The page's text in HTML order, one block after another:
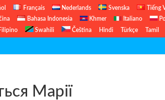
Français Nederlands Svenska Tiếng
Bahasa Indonesia Khmer Italiano
Swahili Čeština Hindi Türkçe Tamil
Марії